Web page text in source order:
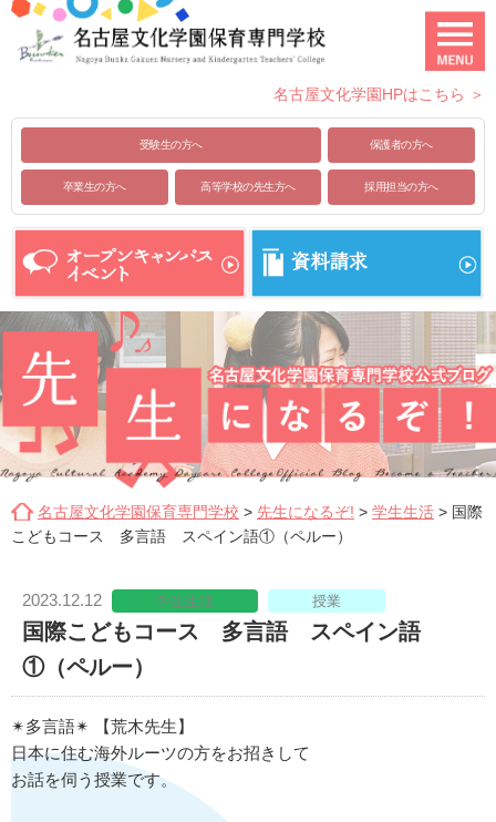
名古屋文化学園HPはこちら ＞
受験生の方へ 保護者の方へ
卒業生の方へ 高等学校の先生方へ 採用担当の方へ
名古屋文化学園保育専門学校 > 先生になるぞ! > 学生生活 > 国際
こどもコース 多言語 スペイン語①（ペルー）
2023.12.12 学生生活 授業
国際こどもコース 多言語 スペイン語
①（ペルー）
✴︎多言語✴︎ 【荒木先生】
日本に住む海外ルーツの方をお招きして
お話を伺う授業です。